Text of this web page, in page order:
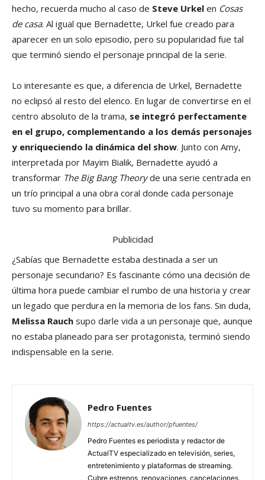
hecho, recuerda mucho al caso de Steve Urkel en Cosas
de casa. Al igual que Bernadette, Urkel fue creado para
aparecer en un solo episodio, pero su popularidad fue tal
que terminó siendo el personaje principal de la serie.
Lo interesante es que, a diferencia de Urkel, Bernadette
no eclipsó al resto del elenco. En lugar de convertirse en el
centro absoluto de la trama, se integró perfectamente
en el grupo, complementando a los demás personajes
y enriqueciendo la dinámica del show. Junto con Amy,
interpretada por Mayim Bialik, Bernadette ayudó a
transformar The Big Bang Theoryde una serie centrada en
un trío principal a una obra coral donde cada personaje
tuvo su momento para brillar.
Publicidad
¿Sabías que Bernadette estaba destinada a ser un
personaje secundario? Es fascinante cómo una decisión de
última hora puede cambiar el rumbo de una historia y crear
un legado que perdura en la memoria de los fans. Sin duda,
Melissa Rauch supo darle vida a un personaje que, aunque
no estaba planeado para ser protagonista, terminó siendo
indispensable en la serie.
Pedro Fuentes
https://actualtv.es/author/pfuentes/
Pedro Fuentes es periodista y redactor de
ActualTV especializado en televisión, series,
entretenimiento y plataformas de streaming.
Cubre estrenos, renovaciones, cancelaciones,